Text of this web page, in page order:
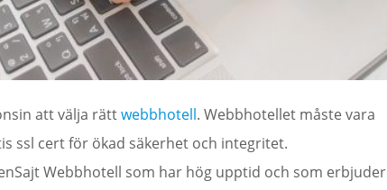
att välja rättwebbhotell. Webbhotellet måste vara
ssl cert för ökad säkerhet och integritet.
Webbhotell som har hög upptid och som erbjuder